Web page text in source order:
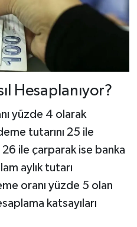
Hesaplanıyor?
yüzde 4 olarak
tutarını 25 ile
26 ile çarparak ise banka
aylık tutarı
oranı yüzde 5 olan
katsayıları